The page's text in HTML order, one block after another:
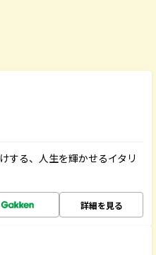
する、人生を輝かせるイタリ
詳細を見る